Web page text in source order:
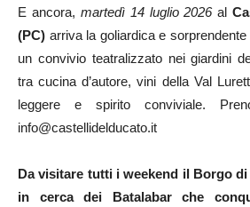
E ancora, martedì 14 luglio 2026al
(PC) arriva la goliardica e sorprendente
un convivio teatralizzato nei giardini
tra cucina d’autore, vini della Val
leggere e spirito conviviale.
info@castellidelducato.it
Da visitare tutti i weekend il Borgo di
in cerca dei Batalabar che